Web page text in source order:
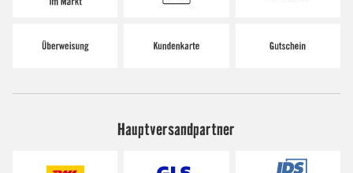
Hauptversandpartner